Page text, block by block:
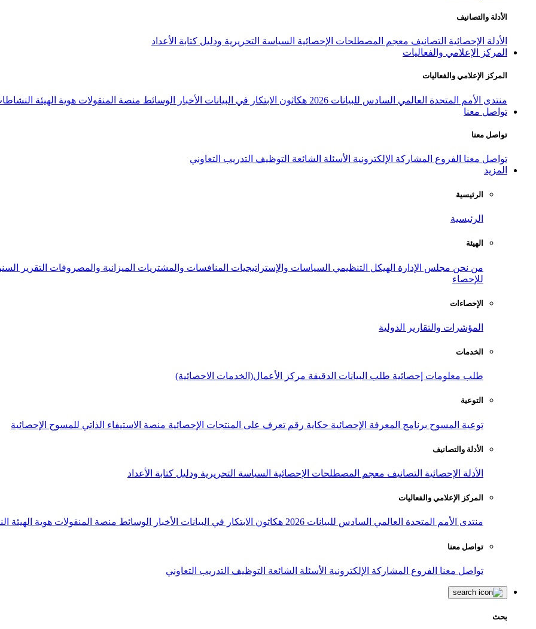
الأدلة والتصانيف
الأدلة الإحصائية التصانيف معجم المصطلحات الإحصائية السياسة التحريرية ودليل كتابة الأعداد
المركز الإعلامي والفعاليات
المركز الإعلامي والفعاليات
منتدى الأمم المتحدة العالمي السادس للبيانات 2026 هكاثون الابتكار في البيانات الأخبار الوسائط منصة المنقولات هوية الهيئة
تواصل معنا
تواصل معنا
تواصل معنا الفروع المشاركة الإلكترونية الأسئلة الشائعة التوظيف التدريب التعاوني
المزيد
الرئيسية
الرئيسية
الهيئة
من نحن مجلس الإدارة الهيكل التنظيمي السياسات والإستراتيجيات المنافسات والمشتريات الميزانية والمصروفات التقرير
للإحصاء
الإحصاءات
المؤشرات والتقارير الدولية
الخدمات
طلب معلومات إحصائية طلب البيانات الدقيقة مركز الأعمال(الخدمات الاحصائية)
التوعية
توعية المسوح برنامج المعرفة الإحصائية حكاية رقم تعرف على المنتجات الإحصائية منصة الاستيفاء الذاتي للمسوح الإحصائية
الأدلة والتصانيف
الأدلة الإحصائية التصانيف معجم المصطلحات الإحصائية السياسة التحريرية ودليل كتابة الأعداد
المركز الإعلامي والفعاليات
منتدى الأمم المتحدة العالمي السادس للبيانات 2026 هكاثون الابتكار في البيانات الأخبار الوسائط منصة المنقولات هوية الهيئة
تواصل معنا
تواصل معنا الفروع المشاركة الإلكترونية الأسئلة الشائعة التوظيف التدريب التعاوني
بحث